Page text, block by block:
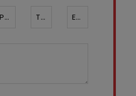
Prénom Téléphone ¹* Email*